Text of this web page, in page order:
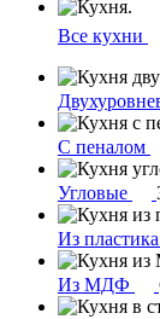
Все кухни
С пеналом
Угловые
Из пластика
Из МДФ